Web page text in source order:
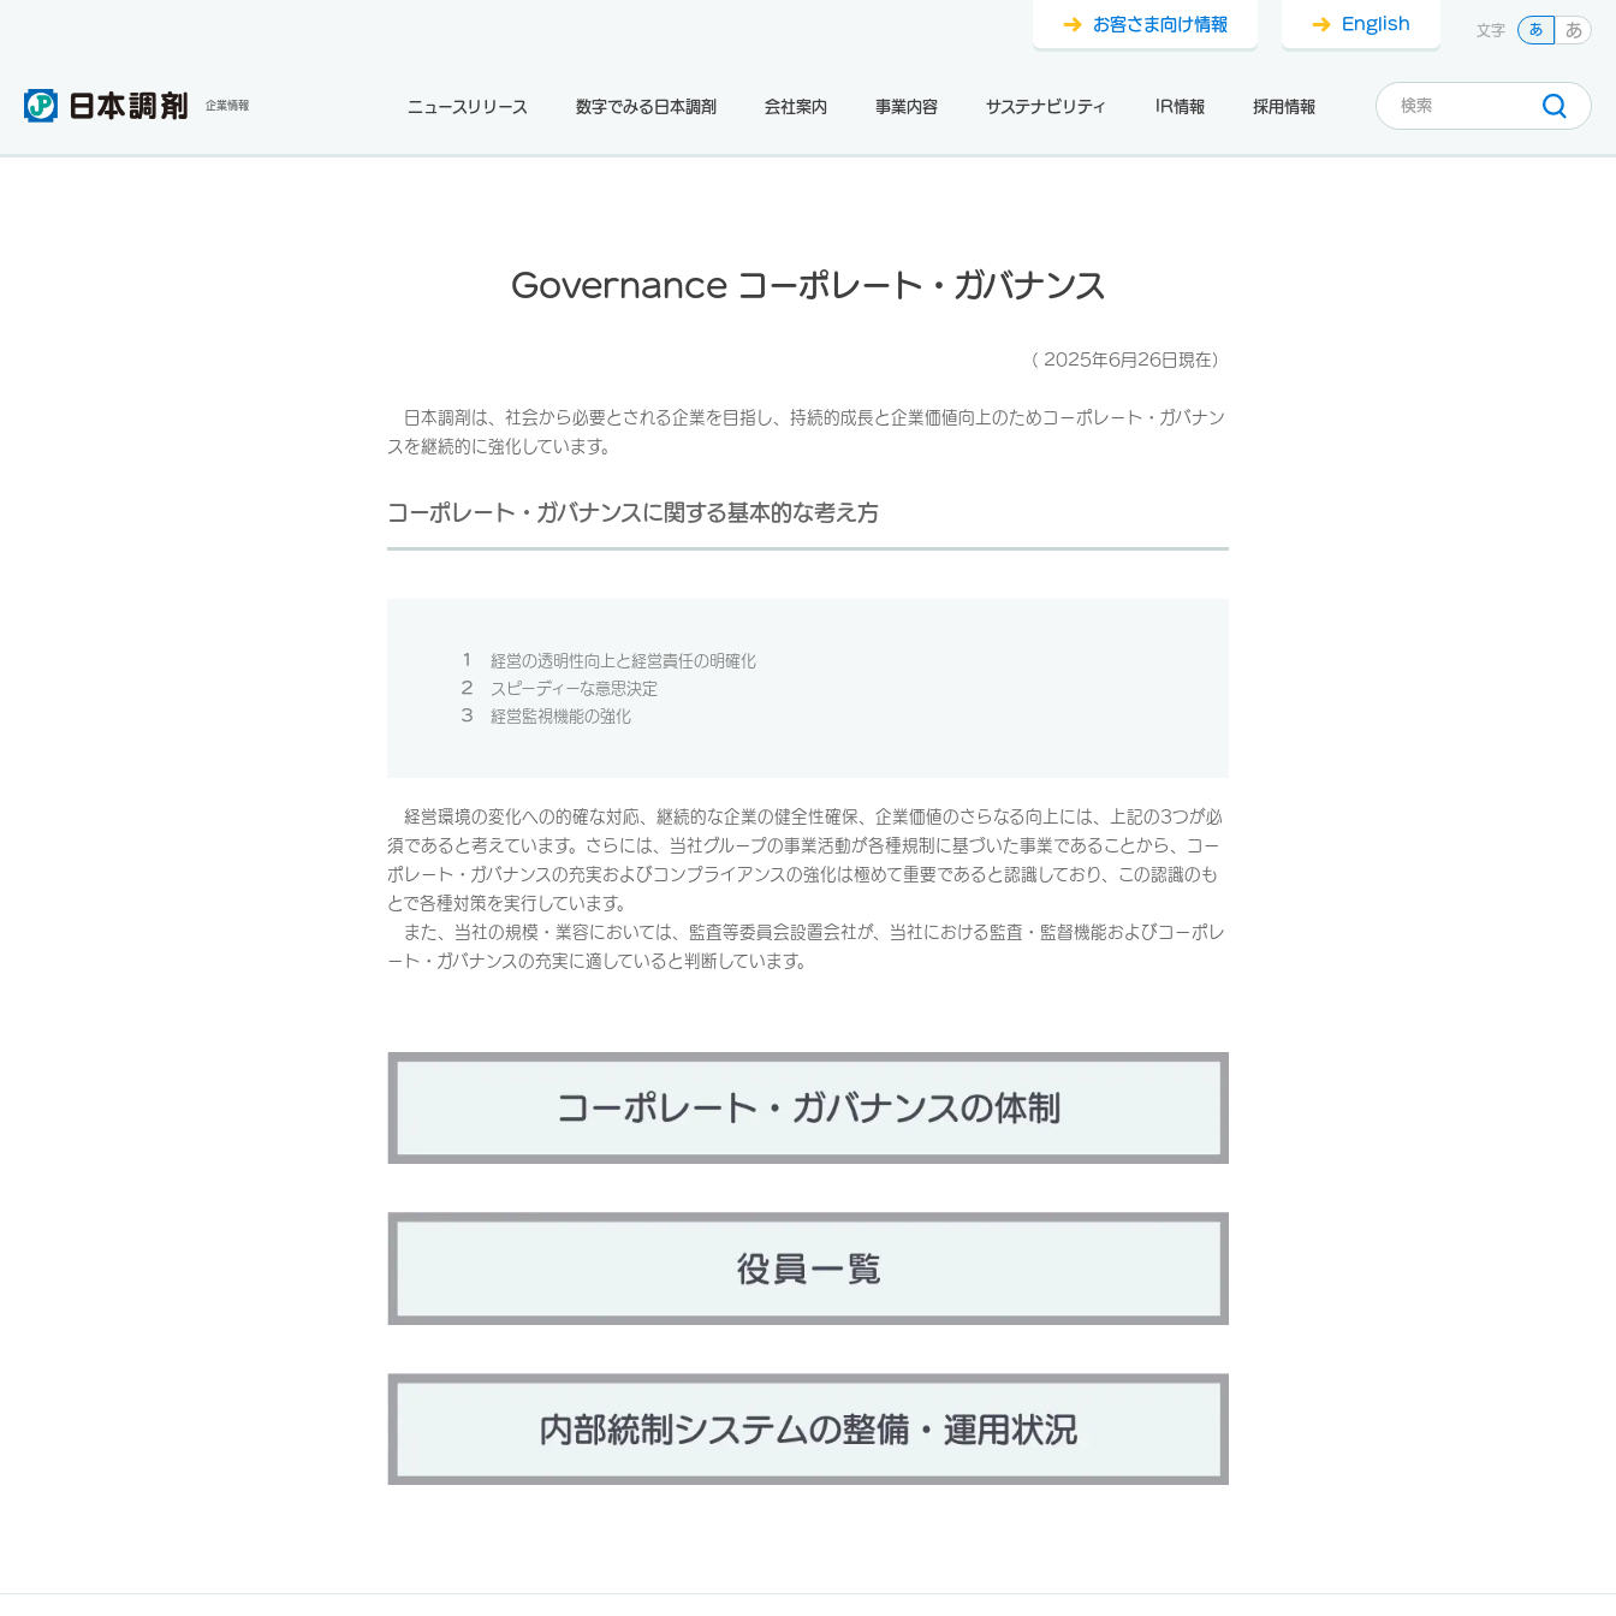
企業情報 ニュースリリース 数字でみる日本調剤 会社案内 事業内容 サステナビリティ IR情報 採用情報
お客さま向け情報 English 文字 あ あ
Governance コーポレート・ガバナンス
（ 2025年6月26日現在）
日本調剤は、社会から必要とされる企業を目指し、持続的成長と企業価値向上のためコーポレート・ガバナン
スを継続的に強化しています。
コーポレート・ガバナンスに関する基本的な考え方
１
経営の透明性向上と経営責任の明確化
２
スピーディーな意思決定
３
経営監視機能の強化
経営環境の変化への的確な対応、継続的な企業の健全性確保、企業価値のさらなる向上には、上記の3つが必
須であると考えています。さらには、当社グループの事業活動が各種規制に基づいた事業であることから、コー
ポレート・ガバナンスの充実およびコンプライアンスの強化は極めて重要であると認識しており、この認識のも
とで各種対策を実行しています。
また、当社の規模・業容においては、監査等委員会設置会社が、当社における監査・監督機能およびコーポレ
ート・ガバナンスの充実に適していると判断しています。